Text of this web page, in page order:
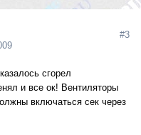
#3
сгорел
и все ок! Вентиляторы
включаться сек через